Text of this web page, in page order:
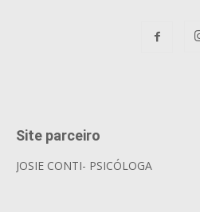
Site parceiro
JOSIE CONTI- PSICÓLOGA